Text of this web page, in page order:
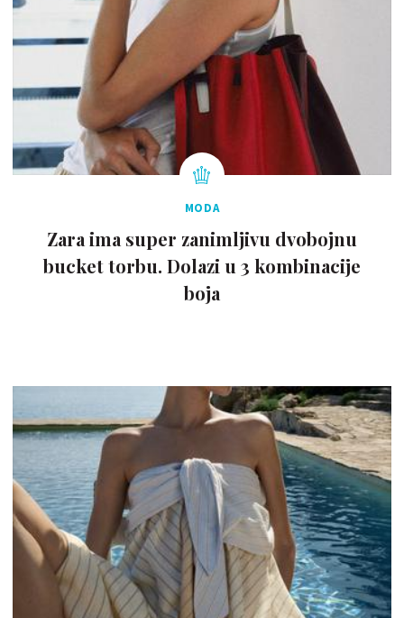
MODA
Zara ima super zanimljivu dvobojnu
bucket torbu. Dolazi u 3 kombinacije
boja